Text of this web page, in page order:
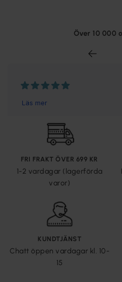
Över 10 000
FRI FRAKT ÖVER 699 KR
1-2 vardagar (lagerförda
varor)
KUNDTJÄNST
Chatt öppen vardagar kl. 10-
15